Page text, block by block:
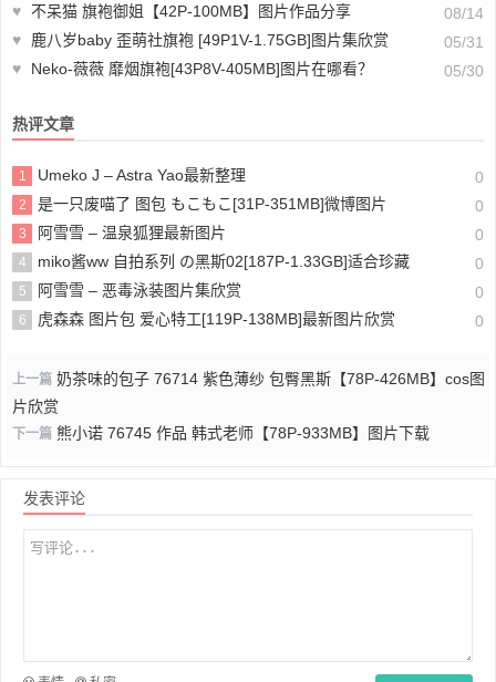
♥ 不呆猫 旗袍御姐【42P-100MB】图片作品分享
08/14
♥
鹿八岁baby 歪萌社旗袍 [49P1V-1.75GB]图片集欣赏
05/31
♥
Neko-薇薇 靡烟旗袍[43P8V-405MB]图片在哪看？ 05/30
热评文章
1 Umeko J – Astra Yao最新整理 0
2 是一只废喵了 图包 もこもこ[31P-351MB]微博图片 0
3 阿雪雪 – 温泉狐狸最新图片 0
4 miko酱ww 自拍系列 の黑斯02[187P-1.33GB]适合珍藏 0
5 阿雪雪 – 恶毒泳装图片集欣赏 0
6 虎森森 图片包 爱心特工[119P-138MB]最新图片欣赏 0
上一篇 奶茶味的包子 76714 紫色薄纱 包臀黑斯【78P-426MB】cos图
片欣赏
下一篇 熊小诺 76745 作品 韩式老师【78P-933MB】图片下载
发表评论